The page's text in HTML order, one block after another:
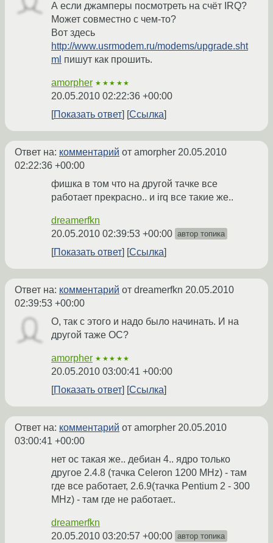
А если джамперы посмотреть на счёт IRQ?
Может совместно с чем-то?
Вот здесь
http://www.usrmodem.ru/modems/upgrade.sht
ml пишут как прошить.
amorpher ★★★★★
20.05.2010 02:22:36 +00:00
Показать ответ
Ссылка
Ответ на: комментарий от amorpher 20.05.2010
02:22:36 +00:00
фишка в том что на другой тачке все
работает прекрасно.. и irq все такие же..
dreamerfkn
20.05.2010 02:39:53 +00:00 автор топика
Показать ответ Ссылка
Ответ на: комментарий от dreamerfkn 20.05.2010
02:39:53 +00:00
О, так с этого и надо было начинать. И на
другой таже ОС?
amorpher ★★★★★
20.05.2010 03:00:41 +00:00
Показать ответ
Ссылка
Ответ на: комментарий от amorpher 20.05.2010
03:00:41 +00:00
нет ос такая же.. дебиан 4.. ядро только
другое 2.4.8 (тачка Celeron 1200 MHz) - там
где все работает, 2.6.9(тачка Pentium 2 - 300
MHz) - там где не работает..
dreamerfkn
20.05.2010 03:20:57 +00:00 автор топика